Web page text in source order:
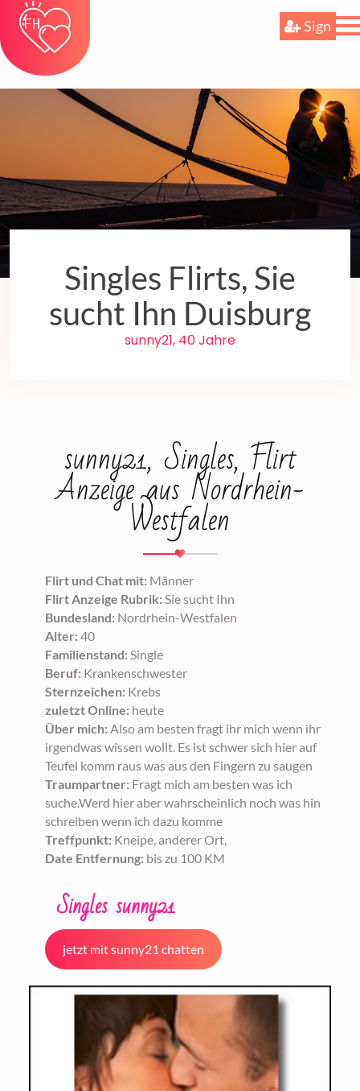
Sign
Singles Flirts, Sie
sucht Ihn Duisburg
sunny21, 40 Jahre
sunny21, Singles, Flirt
Anzeige aus Nordrhein-
Westfalen
Flirt und Chat mit: Männer
Flirt Anzeige Rubrik: Sie sucht Ihn
Bundesland: Nordrhein-Westfalen
Alter: 40
Familienstand: Single
Beruf: Krankenschwester
Sternzeichen: Krebs
zuletzt Online: heute
Über mich: Also am besten fragt ihr mich wenn ihr
irgendwas wissen wollt. Es ist schwer sich hier auf
Teufel komm raus was aus den Fingern zu saugen
Traumpartner: Fragt mich am besten was ich
suche.Werd hier aber wahrscheinlich noch was hin
schreiben wenn ich dazu komme
Treffpunkt: Kneipe, anderer Ort,
Date Entfernung: bis zu 100 KM
Singles sunny21
jetzt mit sunny21 chatten